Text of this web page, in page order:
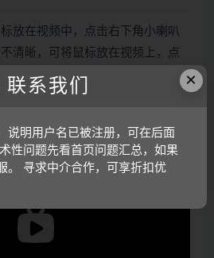
放在视频中，点击右下角小喇叭
清晰，可将鼠标放在视频上，点
更高清”
×
联系我们
说明用户名已被注册，可在后面
性问题先看首页问题汇总，如果
。 寻求中介合作，可享折扣优